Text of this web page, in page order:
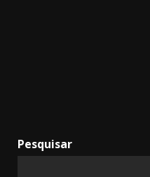
Pesquisar